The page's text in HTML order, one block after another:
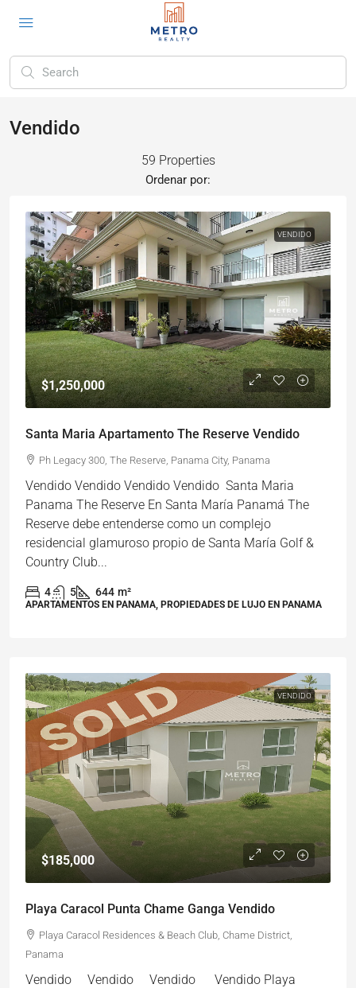
Vendido
59 Properties
Ordenar por:
VENDIDO
$1,250,000
Santa Maria Apartamento The Reserve Vendido
Ph Legacy 300, The Reserve, Panama City, Panama
Vendido Vendido Vendido Vendido Santa Maria
Panama The Reserve En Santa María Panamá The
Reserve debe entenderse como un complejo
residencial glamuroso propio de Santa María Golf &
Country Club...
4 5 644 m²
APARTAMENTOS EN PANAMA, PROPIEDADES DE LUJO EN PANAMA
VENDIDO
$185,000
Playa Caracol Punta Chame Ganga Vendido
Playa Caracol Residences & Beach Club, Chame District,
Panama
Vendido Vendido Vendido Vendido Playa